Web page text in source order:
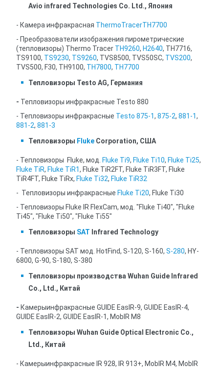
Avio infrared Technologies Co. Ltd., Япония
- Камера инфракрасная ThermoTracerTH7700
- Преобразователи изображения пирометрические
(тепловизоры) Thermo Tracer TH9260, H2640, TH7716,
TS9100, TS9230, TS9260, TVS8500, TVS50SC, TVS200,
TVS500, F30, TH9100, TH7800, TH7700
Тепловизоры Testo AG, Германия
- Тепловизоры инфракрасные Testo 880
- Тепловизоры инфракрасные Testo 875-1, 875-2, 881-1,
881-2, 881-3
Тепловизоры FlukeCorporation, США
- Тепловизоры Fluke, мод. Fluke Ti9, Fluke Ti10, Fluke Ti25,
Fluke TiR, Fluke TiR1, Fluke TiR2FT, Fluke TiR3FT, Fluke
TiR4FT, Fluke TiRx, Fluke Ti32, Fluke TiR32
- Тепловизоры инфракрасные Fluke Ti20, Fluke Ti30
- Тепловизоры Fluke IR FlexCam, мод. "Fluke Ti40", "Fluke
Ti45", "Fluke Ti50", "Fluke Ti55"
Тепловизоры SAT Infrared Technology
- Тепловизоры SAT мод. HotFind, S-120, S-160, S-280, HY-
6800, G-90, S-180, S-380
Тепловизоры производства Wuhan Guide Infrared
Co., Ltd., Китай
- Камерыинфракрасные GUIDE EasIR-9, GUIDE EasIR-4,
GUIDE EasIR-2, GUIDE EasIR-1, MobIR M8
Тепловизоры Wuhan Guide Optical Electronic Co.,
Ltd., Китай
- Камерыинфракрасные IR 928, IR 913+, MobIR M4, MobIR